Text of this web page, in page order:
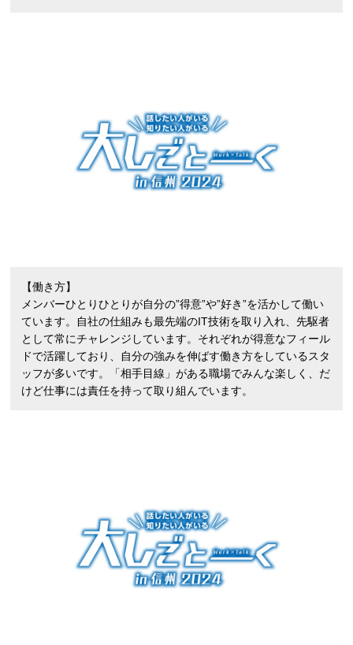
【働き方】
メンバーひとりひとりが自分の”得意”や”好き”を活かして働い
ています。自社の仕組みも最先端のIT技術を取り入れ、先駆者
として常にチャレンジしています。それぞれが得意なフィール
ドで活躍しており、自分の強みを伸ばす働き方をしているスタ
ッフが多いです。「相手目線」がある職場でみんな楽しく、だ
けど仕事には責任を持って取り組んでいます。